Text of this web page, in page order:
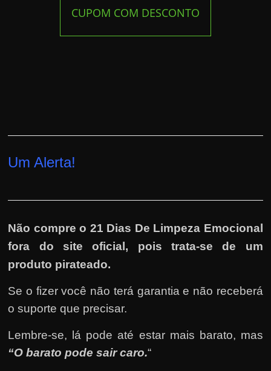
CUPOM COM DESCONTO
Um Alerta!
Não compre o 21 Dias De Limpeza Emocional
fora do site oficial, pois trata-se de um
produto pirateado.
Se o fizer você não terá garantia e não receberá
o suporte que precisar.
Lembre-se, lá pode até estar mais barato, mas
“O barato pode sair caro.“